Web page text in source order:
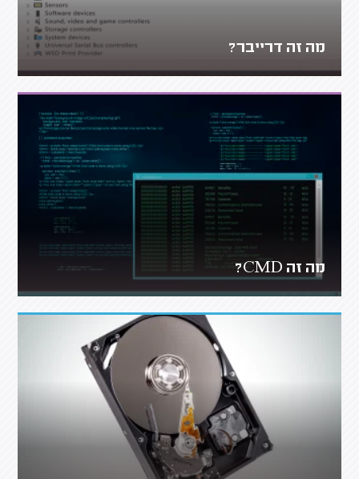
מה זה דרייבר?
מה זה CMD?